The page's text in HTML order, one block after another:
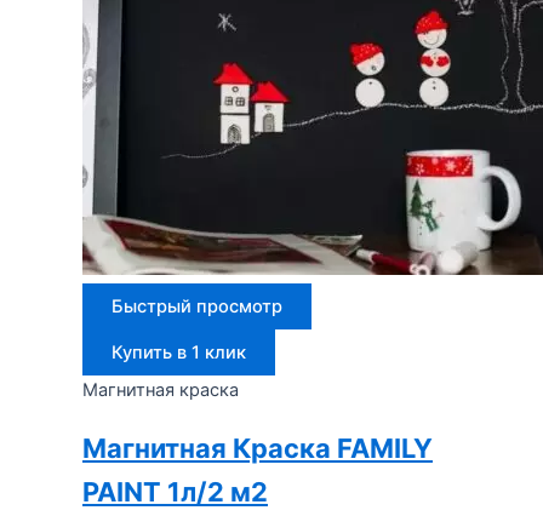
Быстрый просмотр
Купить в 1 клик
Магнитная краска
Магнитная Краска FAMILY
PAINT 1л/2 м2